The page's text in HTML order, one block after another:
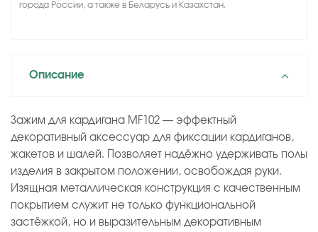
города России, а также в Беларусь и Казахстан.
Описание
Зажим для кардигана MF102 — эффектный
декоративный аксессуар для фиксации кардиганов,
жакетов и шалей. Позволяет надёжно удерживать полы
изделия в закрытом положении, освобождая руки.
Изящная металлическая конструкция с качественным
покрытием служит не только функциональной
застёжкой, но и выразительным декоративным